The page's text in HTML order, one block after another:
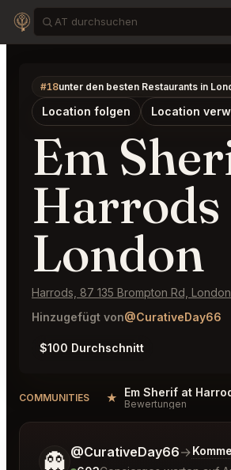
#18unter den besten Restaurants in
Location folgen Location
Em
Harrods
London
Harrods, 87 135 Brompton Rd,
Hinzugefügt von@CurativeDay66
$100 Durchschnitt
COMMUNITIES ★ Bewertungen
👻 @CurativeDay66→
Sag mir noch etwas genauer,